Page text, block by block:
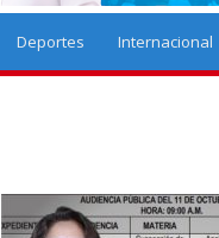
Deportes Internacional